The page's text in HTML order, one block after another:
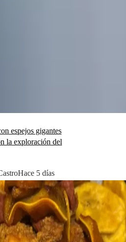
espejos gigantes
la exploración del
Hace 5 días